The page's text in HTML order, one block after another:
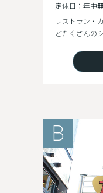
定休日：年中
レストラン・
どたくさんの
B